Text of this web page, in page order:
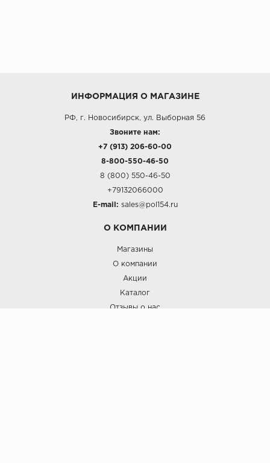
ИНФОРМАЦИЯ О МАГАЗИНЕ
РФ, г. Новосибирск, ул. Выборная 56
Звоните нам:
+7 (913) 206-60-00
8-800-550-46-50
8 (800) 550-46-50
+79132066000
E-mail: sales@pol154.ru
О КОМПАНИИ
Магазины
О компании
Акции
Каталог
Отзывы о нас